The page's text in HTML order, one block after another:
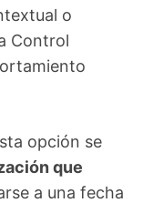
o
Control
opción se
que
a una fecha